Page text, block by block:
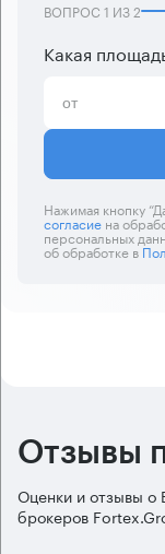
ВОПРОС 1 ИЗ2
Какая
Нажимая кнопку
согласиена
персональных
об обработке в
Отзывы
Оценки и отзывы
брокеров